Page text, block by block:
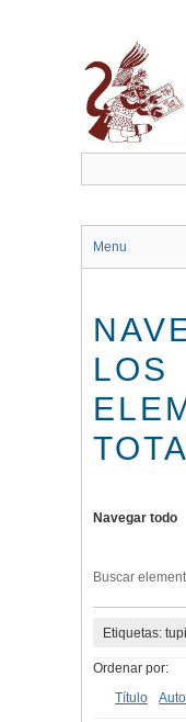
Menu
LOS
Navegar todo
Buscar
Etiquetas:
Ordenar por:
Título